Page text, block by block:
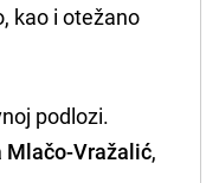
kao i otežano
podlozi.
Mlačo-Vražalić,